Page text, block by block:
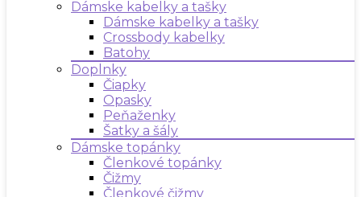
Dámske kabelky a tašky
Dámske kabelky a tašky
Crossbody kabelky
Batohy
Doplnky
Čiapky
Opasky
Peňaženky
Šatky a šály
Dámske topánky
Členkové topánky
Čižmy
Členkové čižmy